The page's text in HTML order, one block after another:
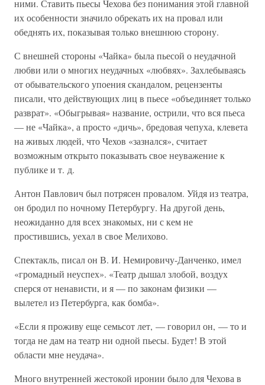
ними. Ставить пьесы Чехова без понимания этой главной
их особенности значило обрекать их на провал или
обеднять их, показывая только внешнюю сторону.
С внешней стороны «Чайка» была пьесой о неудачной
любви или о многих неудачных «любвях». Захлебываясь
от обывательского упоения скандалом, рецензенты
писали, что действующих лиц в пьесе «объединяет только
разврат». «Обыгрывая» название, острили, что вся пьеса
— не «Чайка», а просто «дичь», бредовая чепуха, клевета
на живых людей, что Чехов «зазнался», считает
возможным открыто показывать свое неуважение к
публике и т. д.
Антон Павлович был потрясен провалом. Уйдя из театра,
он бродил по ночному Петербургу. На другой день,
неожиданно для всех знакомых, ни с кем не
простившись, уехал в свое Мелихово.
Спектакль, писал он В. И. Немировичу-Данченко, имел
«громадный неуспех». «Театр дышал злобой, воздух
сперся от ненависти, и я — по законам физики —
вылетел из Петербурга, как бомба».
«Если я проживу еще семьсот лет, — говорил он, — то и
тогда не дам на театр ни одной пьесы. Будет! В этой
области мне неудача».
Много внутренней жестокой иронии было для Чехова в